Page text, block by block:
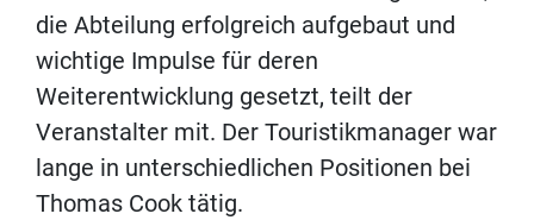
die Abteilung erfolgreich aufgebaut und
wichtige Impulse für deren
Weiterentwicklung gesetzt, teilt der
Veranstalter mit. Der Touristikmanager war
lange in unterschiedlichen Positionen bei
Thomas Cook tätig.